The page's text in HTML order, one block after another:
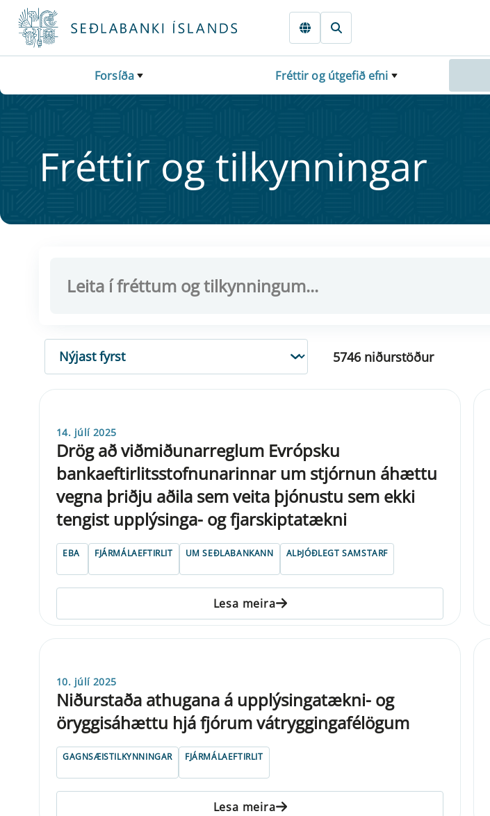
Fara beint í Meginmál
Forsíða Fréttir og útgefið efni
Frétt­ir og til­kynn­ing­ar
RÖÐUN
5746 niðurstöður
14. júlí 2025
Drög að viðmiðunarreglum Evrópsku
bankaeftirlitsstofnunarinnar um stjórnun áhættu
vegna þriðju aðila sem veita þjónustu sem ekki
tengist upplýsinga- og fjarskiptatækni
EBA FJÁRMÁLAEFTIRLIT UM SEÐLABANKANN ALÞJÓÐLEGT SAMSTARF
Lesa meira
10. júlí 2025
Niðurstaða athugana á upplýsingatækni- og
öryggisáhættu hjá fjórum vátryggingafélögum
GAGNSÆISTILKYNNINGAR FJÁRMÁLAEFTIRLIT
Lesa meira